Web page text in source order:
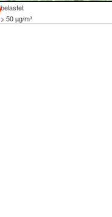
belastet
> 50 µg/m³